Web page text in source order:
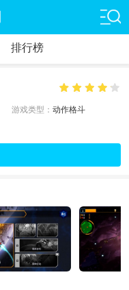
排行榜
游戏类型： 动作格斗